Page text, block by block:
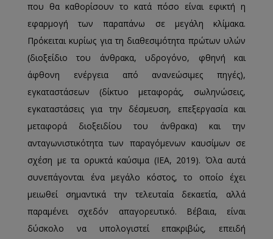
που θα καθορίσουν το κατά πόσο είναι εφικτή η
εφαρμογή των παραπάνω σε μεγάλη κλίμακα.
Πρόκειται κυρίως για τη διαθεσιμότητα πρώτων υλών
(διοξείδιο του άνθρακα, υδρογόνο, φθηνή και
άφθονη ενέργεια από ανανεώσιμες πηγές),
εγκαταστάσεων (δίκτυο μεταφοράς, σωληνώσεις,
εγκαταστάσεις για την δέσμευση, επεξεργασία και
μεταφορά διοξειδίου του άνθρακα) και την
ανταγωνιστικότητα των παραγόμενων καυσίμων σε
σχέση με τα ορυκτά καύσιμα (IEA, 2019). Όλα αυτά
συνεπάγονται ένα μεγάλο κόστος, το οποίο έχει
μειωθεί σημαντικά την τελευταία δεκαετία, αλλά
παραμένει σχεδόν απαγορευτικό. Βέβαια, είναι
δύσκολο να υπολογιστεί επακριβώς, επειδή